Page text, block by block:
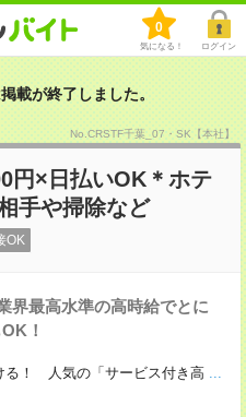
0
気になる！ ログイン
載が終了しました。
No.CRSTF千葉_07・SK【本社】
円×日払いOK＊ホテ
手や掃除など
OK
最高水準の高時給でとに
！
る！ 人気の「サービス付き高 ...